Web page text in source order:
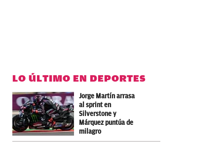
LO ÚLTIMO EN DEPORTES
Jorge Martín arrasa
al sprint en
Silverstone y
Márquez puntúa de
milagro